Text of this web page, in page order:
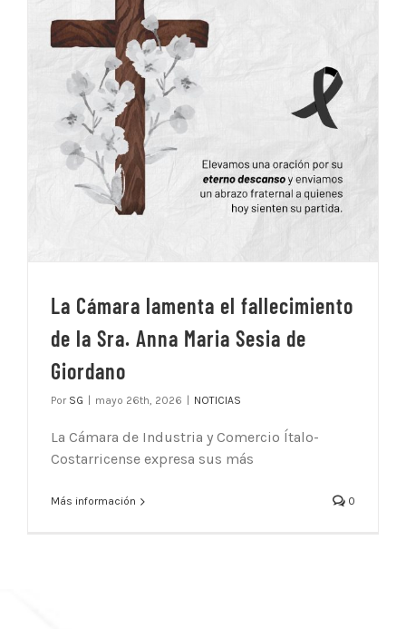
La Cámara lamenta el fallecimiento
de la Sra. Anna Maria Sesia de
Giordano
Por SG mayo 26th, 2026 NOTICIAS
La Cámara de Industria y Comercio Ítalo-
Costarricense expresa sus más
Más información 0